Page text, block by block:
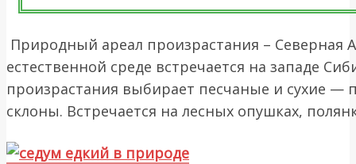
Природный ареал произрастания – Северная
естественной среде встречается на западе
произрастания выбирает песчаные и сухие —
склоны. Встречается на лесных опушках,